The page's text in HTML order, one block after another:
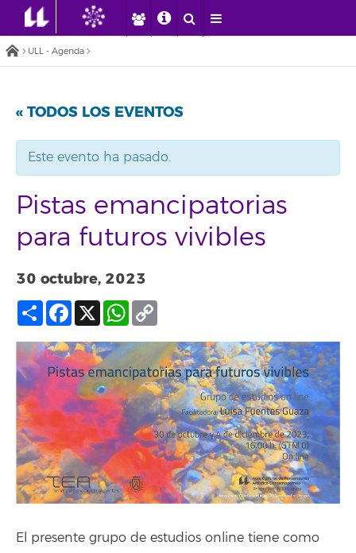
ULL - Agenda
« TODOS LOS EVENTOS
Este evento ha pasado.
Pistas emancipatorias
para futuros vivibles
30 octubre, 2023
Compartir
Facebook
X WhatsApp
El presente grupo de estudios online tiene como